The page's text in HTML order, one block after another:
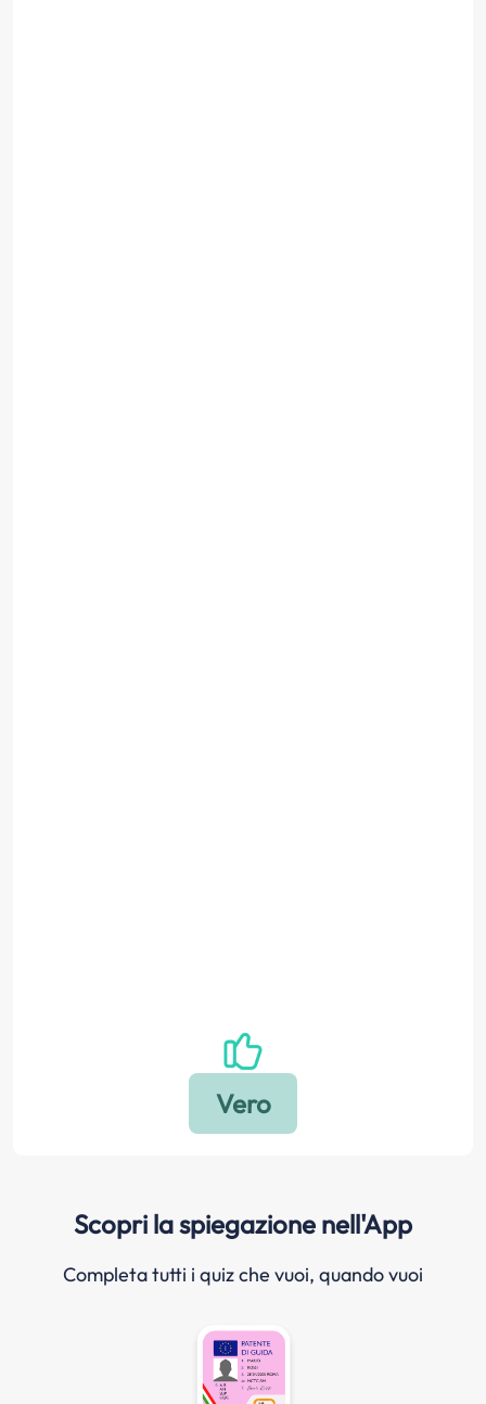
Scopri la spiegazione nell'App
Completa tutti i quiz che vuoi, quando vuoi